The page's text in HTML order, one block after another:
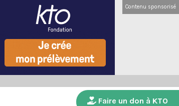
Contenu sponsorisé
Faire un don à KTO